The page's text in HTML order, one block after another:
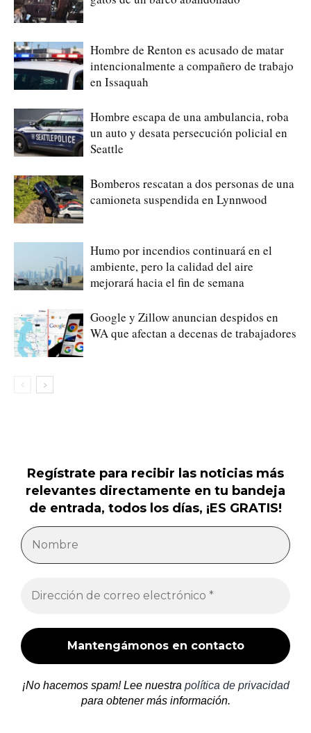
Hombre de Renton es acusado de matar
intencionalmente a compañero de trabajo
en Issaquah
Hombre escapa de una ambulancia, roba
un auto y desata persecución policial en
Seattle
Bomberos rescatan a dos personas de una
camioneta suspendida en Lynnwood
Humo por incendios continuará en el
ambiente, pero la calidad del aire
mejorará hacia el fin de semana
Google y Zillow anuncian despidos en
WA que afectan a decenas de trabajadores
Regístrate para recibir las noticias más
relevantes directamente en tu bandeja
de entrada, todos los días, ¡ES GRATIS!
¡No hacemos spam! Lee nuestra política de privacidad
para obtener más información.